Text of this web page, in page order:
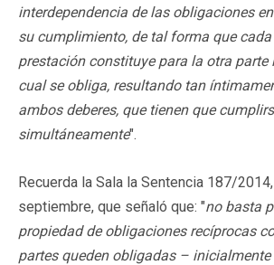
interdependencia de las obligaciones
su cumplimiento, de tal forma que cada
prestación constituye para la otra parte
cual se obliga, resultando tan
ambos deberes, que tienen que
simultáneamente".
Recuerda la Sala la Sentencia 187/
septiembre, que señaló que: "no basta
propiedad de obligaciones recíprocas
partes queden obligadas – inicialmente